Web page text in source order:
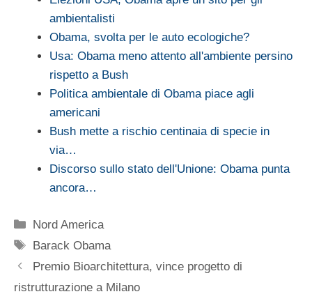
ambientalisti
Obama, svolta per le auto ecologiche?
Usa: Obama meno attento all'ambiente persino
rispetto a Bush
Politica ambientale di Obama piace agli
americani
Bush mette a rischio centinaia di specie in
via…
Discorso sullo stato dell'Unione: Obama punta
ancora…
Categorie
Nord America
Tag
Barack Obama
Premio Bioarchitettura, vince progetto di
ristrutturazione a Milano